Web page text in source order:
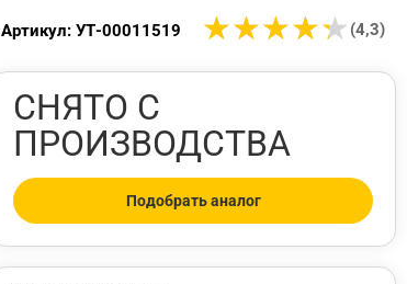
★★★★★
★★★★★ (4,3)
Артикул: УТ-00011519
СНЯТО С
ПРОИЗВОДСТВА
Подобрать аналог